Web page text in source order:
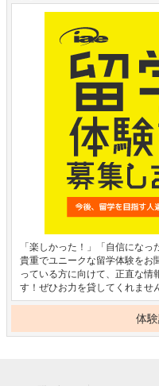
「楽しかった！」「自信にな
貴重でユニークな留学体験をお
っている方に向けて、正直な情
す！ぜひお力を貸してくれませ
体